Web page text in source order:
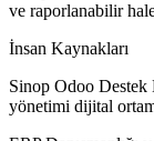
ve raporlanabilir
İnsan Kaynakları
Sinop Odoo Destek
yönetimi dijital